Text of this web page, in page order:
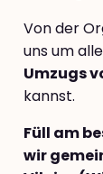
Von der
uns um
Umzugs
kannst.
Füll am
wir